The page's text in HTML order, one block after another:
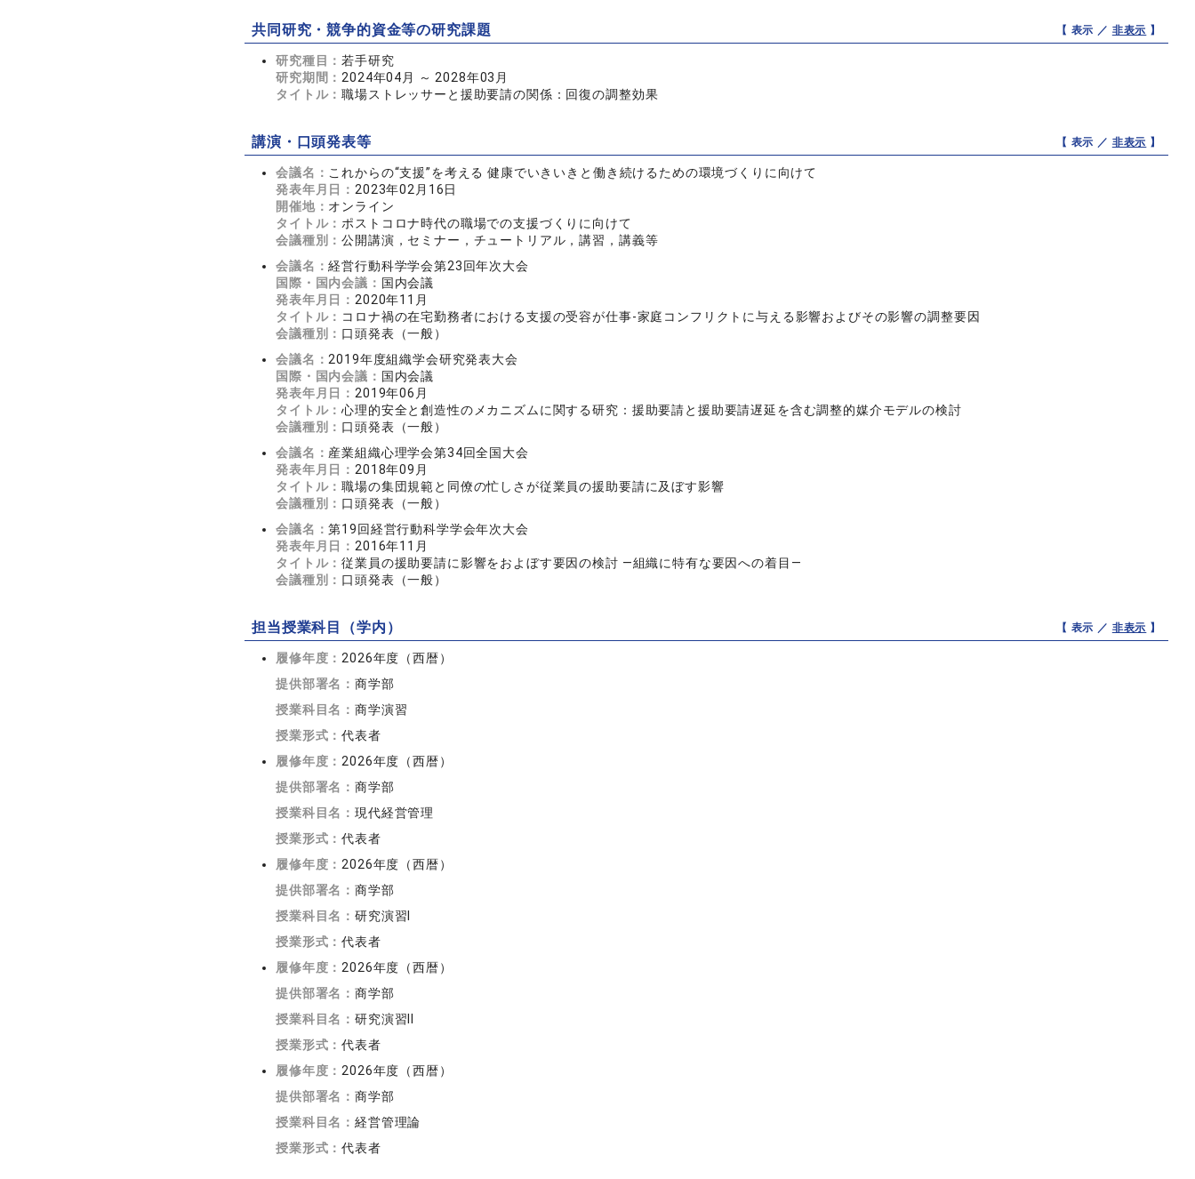
共同研究・競争的資金等の研究課題 【 表示 ／ 非表示 】
研究種目：若手研究
研究期間： 2024年04月 ～ 2028年03月
タイトル：職場ストレッサーと援助要請の関係：回復の調整効果
講演・口頭発表等 【 表示 ／ 非表示 】
会議名： これからの“支援”を考える 健康でいきいきと働き続けるための環境づくりに向けて
発表年月日： 2023年02月16日
開催地： オンライン
タイトル： ポストコロナ時代の職場での支援づくりに向けて
会議種別：公開講演，セミナー，チュートリアル，講習，講義等
会議名：経営行動科学学会第23回年次大会
国際・国内会議： 国内会議
発表年月日： 2020年11月
タイトル： コロナ禍の在宅勤務者における支援の受容が仕事-家庭コンフリクトに与える影響およびその影響の調整要因
会議種別： 口頭発表（一般）
会議名： 2019年度組織学会研究発表大会
国際・国内会議： 国内会議
発表年月日： 2019年06月
タイトル：心理的安全と創造性のメカニズムに関する研究：援助要請と援助要請遅延を含む調整的媒介モデルの検討
会議種別： 口頭発表（一般）
会議名： 産業組織心理学会第34回全国大会
発表年月日： 2018年09月
タイトル：職場の集団規範と同僚の忙しさが従業員の援助要請に及ぼす影響
会議種別： 口頭発表（一般）
会議名：第19回経営行動科学学会年次大会
発表年月日： 2016年11月
タイトル：従業員の援助要請に影響をおよぼす要因の検討 —組織に特有な要因への着目—
会議種別： 口頭発表（一般）
担当授業科目（学内） 【 表示 ／ 非表示 】
履修年度： 2026年度（西暦）
提供部署名：商学部
授業科目名：商学演習
授業形式：代表者
履修年度： 2026年度（西暦）
提供部署名：商学部
授業科目名：現代経営管理
授業形式：代表者
履修年度： 2026年度（西暦）
提供部署名：商学部
授業科目名：研究演習I
授業形式：代表者
履修年度： 2026年度（西暦）
提供部署名：商学部
授業科目名：研究演習II
授業形式：代表者
履修年度： 2026年度（西暦）
提供部署名：商学部
授業科目名：経営管理論
授業形式：代表者